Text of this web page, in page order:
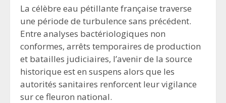
La célèbre eau pétillante française traverse
une période de turbulence sans précédent.
Entre analyses bactériologiques non
conformes, arrêts temporaires de production
et batailles judiciaires, l’avenir de la source
historique est en suspens alors que les
autorités sanitaires renforcent leur vigilance
sur ce fleuron national.